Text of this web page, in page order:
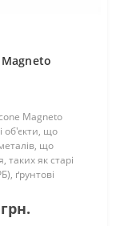
Magneto
об'єкти, що
що
таких як старі
ґрунтові
паль.
за